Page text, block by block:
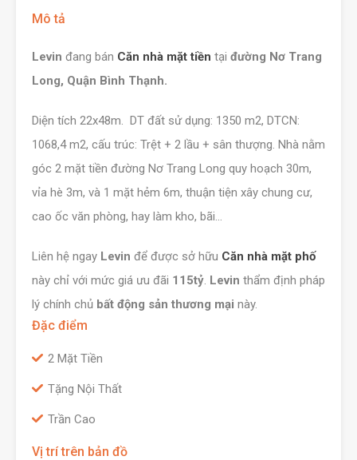
Mô tả
Levin đang bán Căn nhà mặt tiền tại đường Nơ Trang
Long, Quận Bình Thạnh.
Diện tích 22x48m. DT đất sử dụng: 1350 m2, DTCN:
1068,4 m2, cấu trúc: Trệt + 2 lầu + sân thượng. Nhà nằm
góc 2 mặt tiền đường Nơ Trang Long quy hoạch 30m,
vỉa hè 3m, và 1 mặt hẻm 6m, thuận tiện xây chung cư,
cao ốc văn phòng, hay làm kho, bãi…
Liên hệ ngay Levin để được sở hữu Căn nhà mặt phố
này chỉ với mức giá ưu đãi 115tỷ. Levin thẩm định pháp
lý chính chủ bất động sản thương mại này.
Đặc điểm
2 Mặt Tiền
Tặng Nội Thất
Trần Cao
Vị trí trên bản đồ